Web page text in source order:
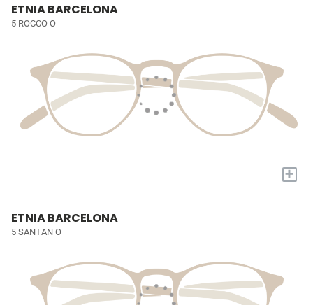
ETNIA BARCELONA
5 ROCCO O
+
ETNIA BARCELONA
5 SANTAN O